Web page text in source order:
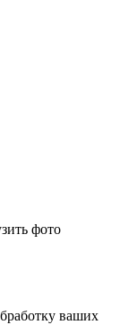
фото
ваших